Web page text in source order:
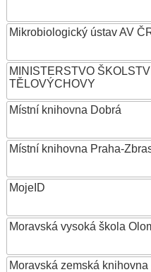
Mikrobiologický ústav AV
MINISTERSTVO
TĚLOVÝCHOVY
Místní knihovna Dobrá
Místní knihovna Praha-
MojeID
Moravská vysoká škola
Moravská zemská knihovna